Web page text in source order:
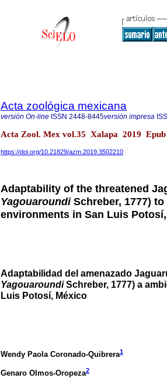
Acta zoológica mexicana
versión On-line ISSN 2448-8445versión impresa
Acta Zool. Mex vol.35 Xalapa 2019 Epub
https://doi.org/10.21829/azm.2019.3502210
Adaptability of the threatened
YagouaroundiSchreber, 1777)
environments in San Luis
Adaptabilidad del amenazado
YagouaroundiSchreber, 1777) a
Luis Potosí, México
Wendy Paola Coronado-Quibrera1
Genaro Olmos-Oropeza2